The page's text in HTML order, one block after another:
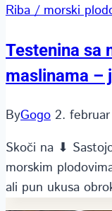
Riba / morski
Testenina sa
maslinama –
ByGogo 2.
Skoči na ⬇
morskim
ali pun ukusa